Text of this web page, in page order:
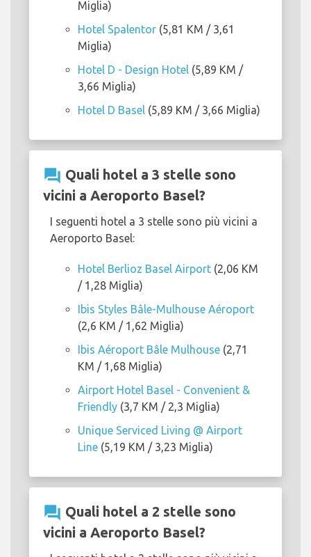
Miglia)
Hotel Spalentor (5,81 KM / 3,61
Miglia)
Hotel D - Design Hotel (5,89 KM /
3,66 Miglia)
Hotel D Basel (5,89 KM / 3,66 Miglia)
question_answer Quali hotel a 3 stelle sono
vicini a Aeroporto Basel?
I seguenti hotel a 3 stelle sono più vicini a
Aeroporto Basel:
Hotel Berlioz Basel Airport (2,06 KM
/ 1,28 Miglia)
Ibis Styles Bâle-Mulhouse Aéroport
(2,6 KM / 1,62 Miglia)
Ibis Aéroport Bâle Mulhouse (2,71
KM / 1,68 Miglia)
Airport Hotel Basel - Convenient &
Friendly (3,7 KM / 2,3 Miglia)
Unique Serviced Living @ Airport
Line (5,19 KM / 3,23 Miglia)
question_answer Quali hotel a 2 stelle sono
vicini a Aeroporto Basel?